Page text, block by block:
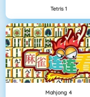
Tetris 1
Mahjong 4